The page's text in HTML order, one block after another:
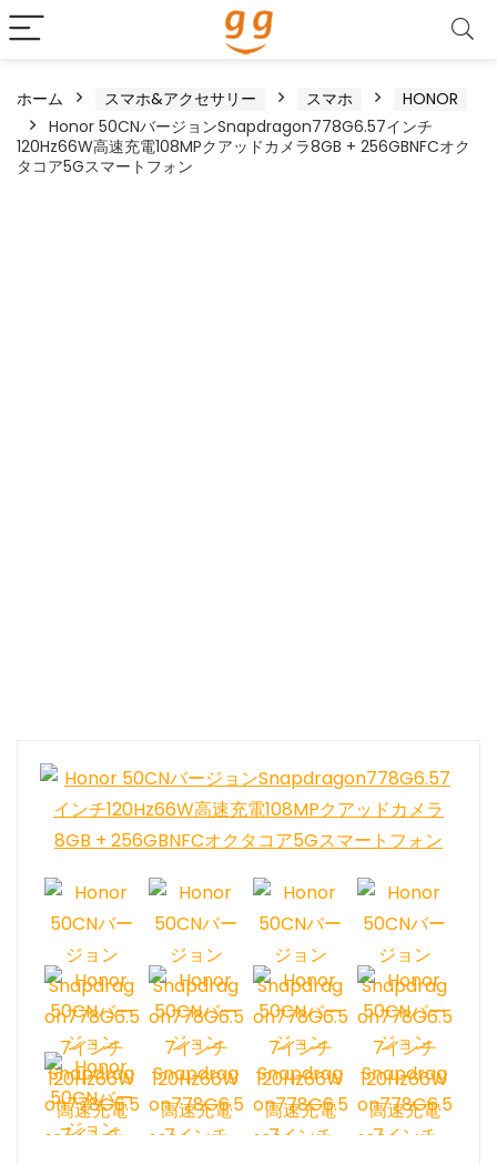
ホーム スマホ&アクセサリー スマホ
HONOR
Honor 50CNバージョンSnapdragon778G6.57インチ
120Hz66W高速充電108MPクアッドカメラ8GB + 256GBNFCオク
タコア5Gスマートフォン